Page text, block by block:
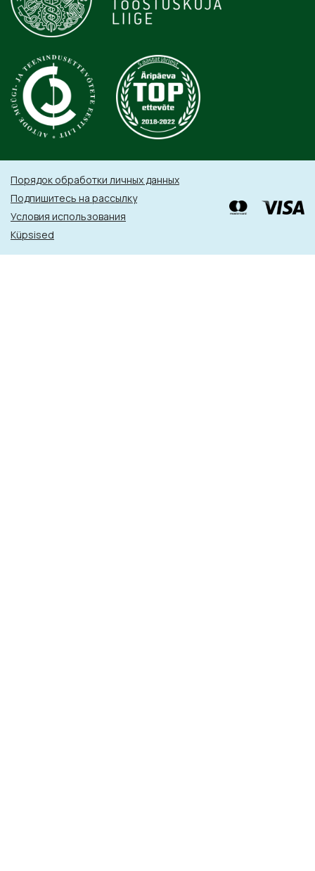
Порядок обработки личных данных
Подпишитесь на рассылку
Условия использования
Küpsised